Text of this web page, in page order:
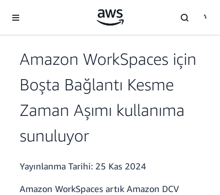
Amazon WorkSpaces için
Boşta Bağlantı Kesme
Zaman Aşımı kullanıma
sunuluyor
Yayınlanma Tarihi: 25 Kas 2024
Amazon WorkSpaces artık Amazon DCV